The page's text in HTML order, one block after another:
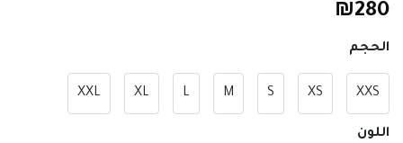
₪280
الحجم
XXS
XS
S
M
L
XL
XXL
اللون